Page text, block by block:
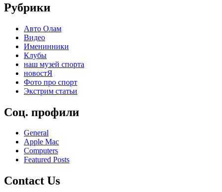
Рубрики
Авто Олам
Видео
Именинники
Клубы
наш музей спорта
новостЯ
Фото про спорт
Экстрим статьи
Соц. профили
General
Apple Mac
Computers
Featured Posts
Contact Us